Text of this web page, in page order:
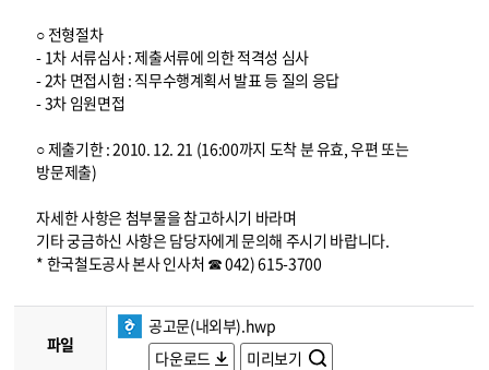
○ 전형절차
- 1차 서류심사 : 제출서류에 의한 적격성 심사
- 2차 면접시험 : 직무수행계획서 발표 등 질의 응답
- 3차 임원면접
○ 제출기한 : 2010. 12. 21 (16:00까지 도착 분 유효, 우편 또는
방문제출)
자세한 사항은 첨부물을 참고하시기 바라며
기타 궁금하신 사항은 담당자에게 문의해 주시기 바랍니다.
* 한국철도공사 본사 인사처 ☎ 042) 615-3700
파일
공고문(내외부).hwp
다운로드
미리보기